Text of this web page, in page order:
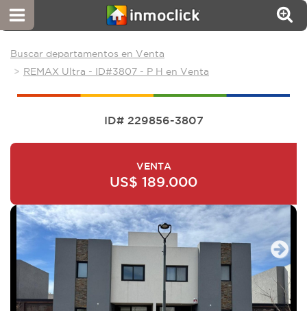
Buscar departamentos en Venta
REMAX Ultra - ID#3807 - P H en Venta
ID# 229856-3807
VENTA
US$ 189.000
Next